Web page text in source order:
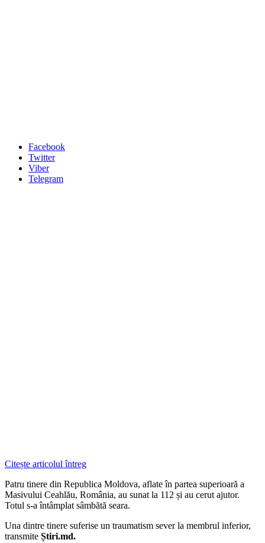
Facebook
Twitter
Viber
Telegram
Citește articolul întreg
Patru tinere din Republica Moldova, aflate în partea superioară a
Masivului Ceahlău, România, au sunat la 112 și au cerut ajutor.
Totul s-a întâmplat sâmbătă seara.
Una dintre tinere suferise un traumatism sever la membrul inferior,
transmite Știri.md.